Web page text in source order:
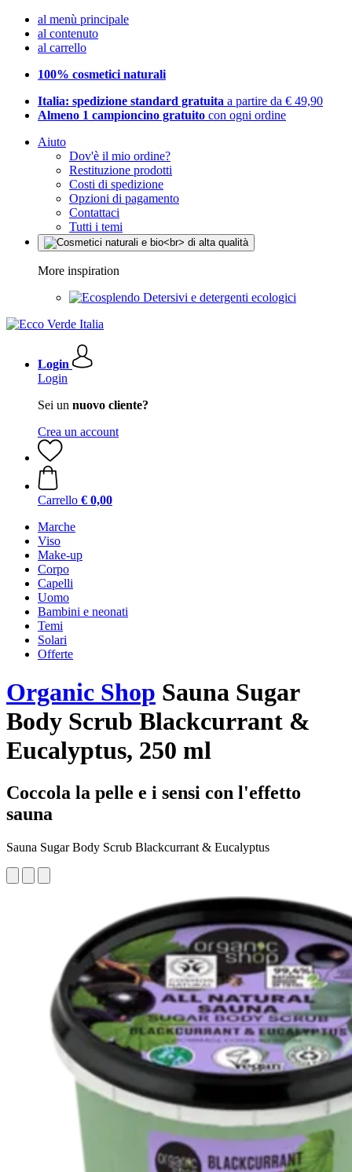
al menù principale
al contenuto
al carrello
100% cosmetici naturali
Italia: spedizione standard gratuita a partire da € 49,90
Almeno 1 campioncino gratuito con ogni ordine
Aiuto
Dov'è il mio ordine?
Restituzione prodotti
Costi di spedizione
Opzioni di pagamento
Contattaci
Tutti i temi
More inspiration
Detersivi e detergenti ecologici
Login
Login
Sei un nuovo cliente?
Crea un account
Carrello € 0,00
Marche
Viso
Make-up
Corpo
Capelli
Uomo
Bambini e neonati
Temi
Solari
Offerte
Organic Shop Sauna Sugar
Body Scrub Blackcurrant &
Eucalyptus, 250 ml
Coccola la pelle e i sensi con l'effetto
sauna
Sauna Sugar Body Scrub Blackcurrant & Eucalyptus